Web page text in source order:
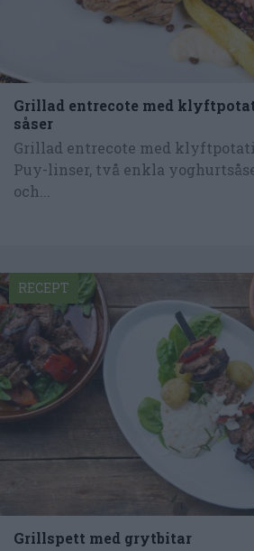
Grillad entrecote med
såser
Grillad entrecote med
Puy-linser, två enkla
och...
Grillspett med grytbitar
RECEPT